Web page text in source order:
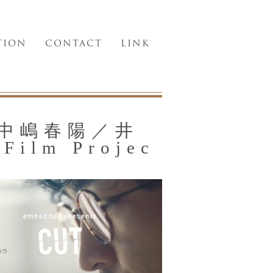
CONTACT LINK
嶋春陽／井
Film Projec